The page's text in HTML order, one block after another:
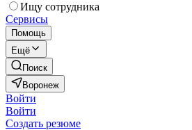
Ищу сотрудника
Сервисы
Помощь
Ещё
Поиск
Воронеж
Войти
Войти
Создать резюме